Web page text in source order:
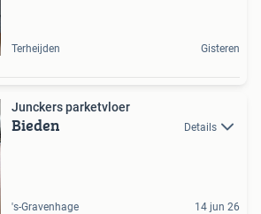
Terheijden Gisteren
Junckers parketvloer
Bieden Details
's-Gravenhage 14 jun 26